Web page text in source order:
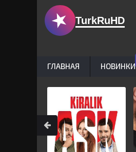
TurkRuHD
ГЛАВНАЯ НОВИНКИ